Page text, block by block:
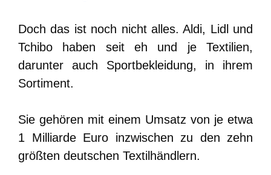
Doch das ist noch nicht alles. Aldi, Lidl und
Tchibo haben seit eh und je Textilien,
darunter auch Sportbekleidung, in ihrem
Sortiment.
Sie gehören mit einem Umsatz von je etwa
1 Milliarde Euro inzwischen zu den zehn
größten deutschen Textilhändlern.